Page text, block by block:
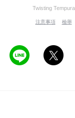
Twisting Tempura
注意事項 檢舉